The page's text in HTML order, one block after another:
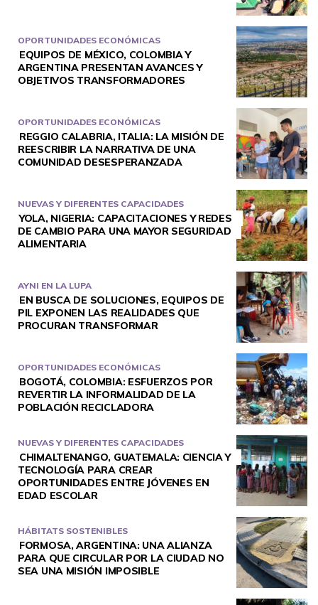
OPORTUNIDADES ECONÓMICAS
EQUIPOS DE MÉXICO, COLOMBIA Y
ARGENTINA PRESENTAN AVANCES Y
OBJETIVOS TRANSFORMADORES
OPORTUNIDADES ECONÓMICAS
REGGIO CALABRIA, ITALIA: LA MISIÓN DE
REESCRIBIR LA NARRATIVA DE UNA
COMUNIDAD DESESPERANZADA
NUEVAS Y DIFERENTES CAPACIDADES
YOLA, NIGERIA: CAPACITACIONES Y REDES
DE CAMBIO PARA UNA MAYOR SEGURIDAD
ALIMENTARIA
AYNI EN LA LUPA
EN BUSCA DE SOLUCIONES, EQUIPOS DE
PIL EXPONEN LAS REALIDADES QUE
PROCURAN TRANSFORMAR
OPORTUNIDADES ECONÓMICAS
BOGOTÁ, COLOMBIA: ESFUERZOS POR
REVERTIR LA INFORMALIDAD DE LA
POBLACIÓN RECICLADORA
NUEVAS Y DIFERENTES CAPACIDADES
CHIMALTENANGO, GUATEMALA: CIENCIA Y
TECNOLOGÍA PARA CREAR
OPORTUNIDADES ENTRE JÓVENES EN
EDAD ESCOLAR
HÁBITATS SOSTENIBLES
FORMOSA, ARGENTINA: UNA ALIANZA
PARA QUE CIRCULAR POR LA CIUDAD NO
SEA UNA MISIÓN IMPOSIBLE